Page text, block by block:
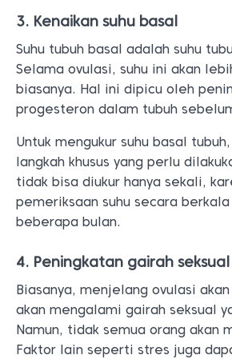
3. Kenaikan suhu basal
Suhu tubuh basal adalah suhu
Selama ovulasi, suhu ini akan
biasanya. Hal ini dipicu oleh
progesteron dalam tubuh
Untuk mengukur suhu basal
langkah khusus yang perlu
tidak bisa diukur hanya sekali,
pemeriksaan suhu secara
beberapa bulan.
4. Peningkatan gairah seksual
Biasanya, menjelang ovulasi
akan mengalami gairah seksual
Namun, tidak semua orang akan
Faktor lain seperti stres juga